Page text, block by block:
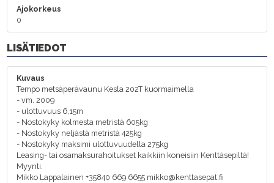
Ajokorkeus
0
LISÄTIEDOT
Kuvaus
Tempo metsäperävaunu Kesla 202T kuormaimella
- vm. 2009
- ulottuvuus 6,15m
- Nostokyky kolmesta metristä 605kg
- Nostokyky neljästä metristä 425kg
- Nostokyky maksimi ulottuvuudella 275kg
Leasing- tai osamaksurahoitukset kaikkiin koneisiin Kenttäsepiltä!
Myynti:
Mikko Lappalainen +35840 669 6655 mikko@kenttasepat.fi